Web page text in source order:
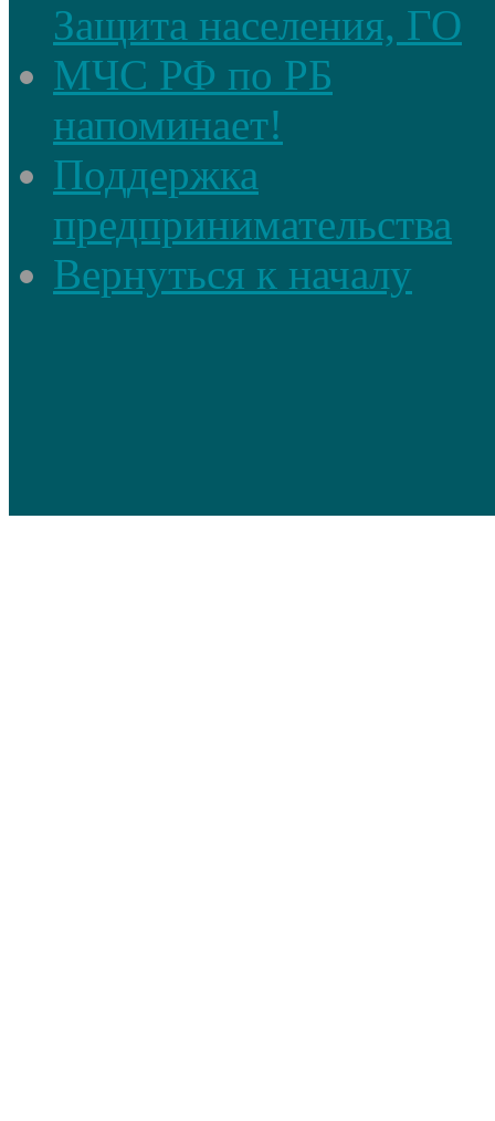
Защита населения, ГО
МЧС РФ по РБ
напоминает!
Поддержка
предпринимательства
Вернуться к началу